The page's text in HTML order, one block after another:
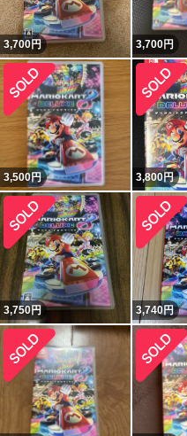
3,700円 3,700円
3,500円 3,800円
3,750円 3,740円